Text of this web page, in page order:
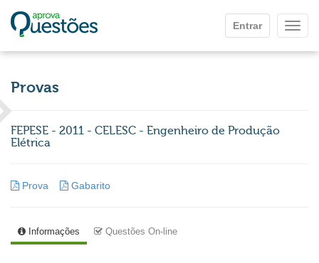
Entrar
Provas
FEPESE - 2011 - CELESC - Engenheiro de Produção
Elétrica
Prova Gabarito
Informações Questões On-line